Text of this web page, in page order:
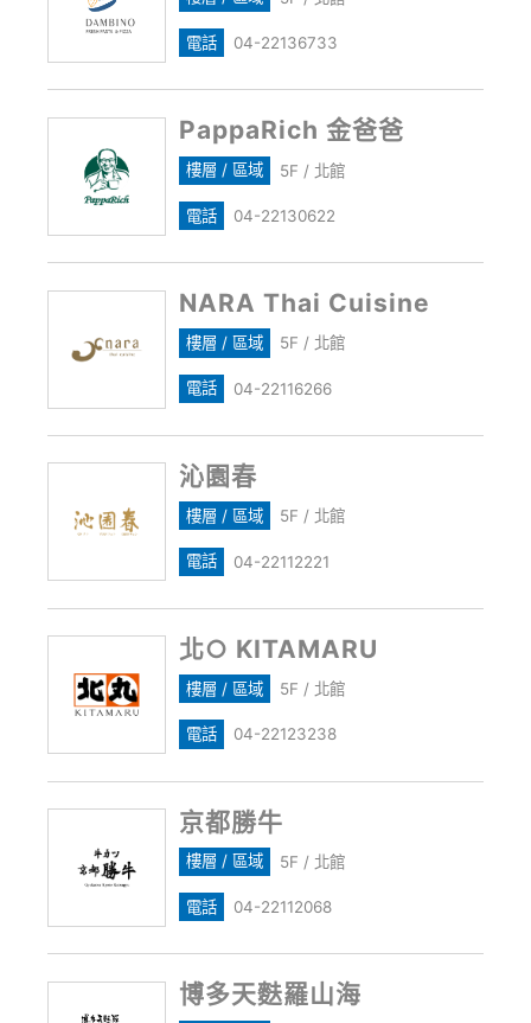
電話 04-22136733
PappaRich 金爸爸
樓層 / 區域 5F / 北館
電話 04-22130622
NARA Thai Cuisine
樓層 / 區域 5F / 北館
電話 04-22116266
沁園春
樓層 / 區域 5F / 北館
電話 04-22112221
北○ KITAMARU
樓層 / 區域 5F / 北館
電話 04-22123238
京都勝牛
樓層 / 區域 5F / 北館
電話 04-22112068
博多天麩羅山海